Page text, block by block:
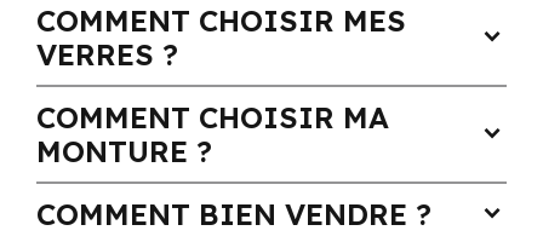
COMMENT CHOISIR MES
VERRES ?
expand_more
COMMENT CHOISIR MA
MONTURE ?
expand_more
COMMENT BIEN VENDRE ? expand_more